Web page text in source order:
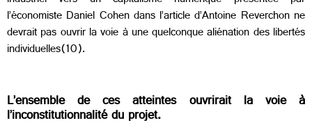
l’économiste Daniel Cohen dans l’article d’Antoine Reverchon ne
devrait pas ouvrir la voie à une quelconque aliénation des libertés
individuelles(10).
L’ensemble de ces atteintes ouvrirait la voie à
l’inconstitutionnalité du projet.